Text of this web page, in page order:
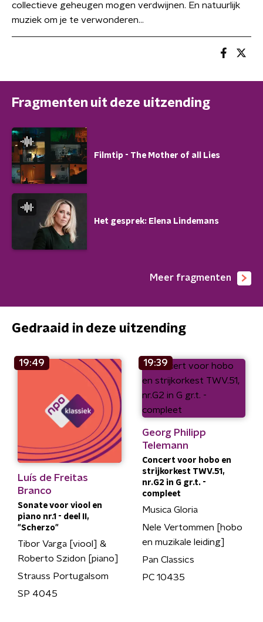
collectieve geheugen mogen verdwijnen. En natuurlijk
muziek om je te verwonderen...
Fragmenten uit deze uitzending
Filmtip - The Mother of all Lies
Het gesprek: Elena Lindemans
Meer fragmenten
Gedraaid in deze uitzending
19:49
Luís de Freitas
Branco
Sonate voor viool en
piano nr.1 - deel II,
"Scherzo"
Tibor Varga [viool] &
Roberto Szidon [piano]
Strauss Portugalsom
SP 4045
19:39
Georg Philipp
Telemann
Concert voor hobo en
strijkorkest TWV.51,
nr.G2 in G gr.t. -
compleet
Musica Gloria
Nele Vertommen [hobo
en muzikale leiding]
Pan Classics
PC 10435